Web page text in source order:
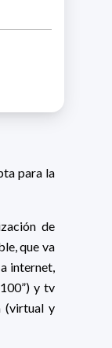
para la
de
que va
internet,
y tv
(virtual y